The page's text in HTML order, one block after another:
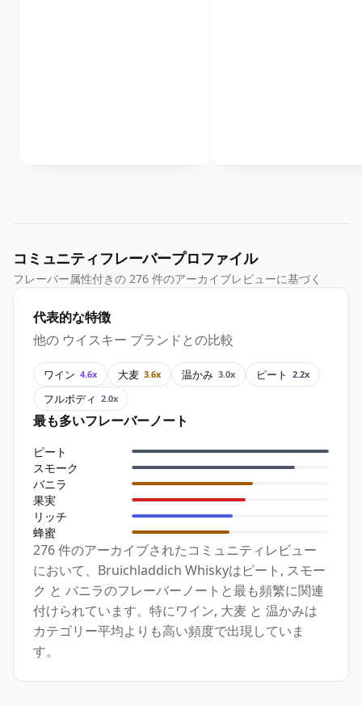
コミュニティフレーバープロファイル
フレーバー属性付きの 276 件のアーカイブレビューに基づく
代表的な特徴
他の ウイスキー ブランドとの比較
ワイン 4.6x 大麦 3.6x 温かみ 3.0x ピート 2.2x
フルボディ 2.0x
最も多いフレーバーノート
ピート
スモーク
バニラ
果実
リッチ
蜂蜜
276 件のアーカイブされたコミュニティレビュー
において、Bruichladdich Whiskyはピート, スモー
ク と バニラのフレーバーノートと最も頻繁に関連
付けられています。特にワイン, 大麦 と 温かみは
カテゴリー平均よりも高い頻度で出現していま
す。